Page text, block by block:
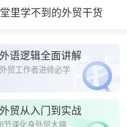
里学不到的外贸干货
外语逻辑全面讲解
外贸工作者进修必学
外贸从入门到实战
8节课化身外贸大神